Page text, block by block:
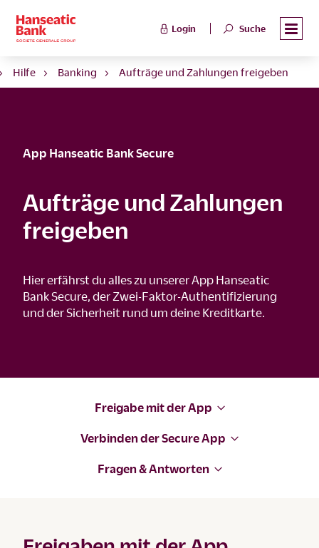
Login Suche
Hilfe Banking Aufträge und Zahlungen freigeben
App Hanseatic Bank Secure
Aufträge und Zahlungen
freigeben
Hier erfährst du alles zu unserer App Hanseatic
Bank Secure, der Zwei-Faktor-Authentifizierung
und der Sicherheit rund um deine Kreditkarte.
Freigabe mit der App
Verbinden der Secure App
Fragen & Antworten